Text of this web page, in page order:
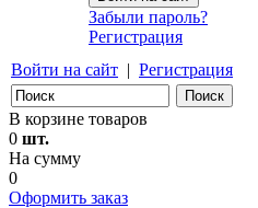
Забыли пароль?
Регистрация
Войти на сайт | Регистрация
В корзине товаров
0 шт.
На сумму
0
Оформить заказ